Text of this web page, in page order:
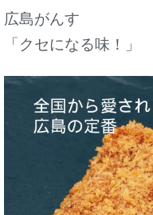
広島がんす
「クセになる味！」